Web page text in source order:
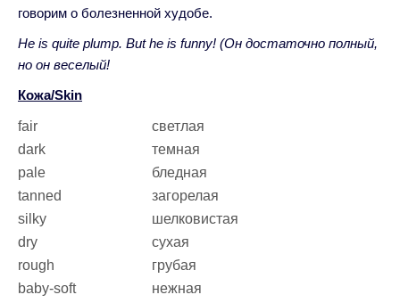
говорим о болезненной худобе.
He is quite plump. But he is funny! (Он достаточно полный,
но он веселый!
Кожа/Skin
fair
светлая
dark
темная
pale
бледная
tanned
загорелая
silky
шелковистая
dry
сухая
rough
грубая
baby-soft
нежная